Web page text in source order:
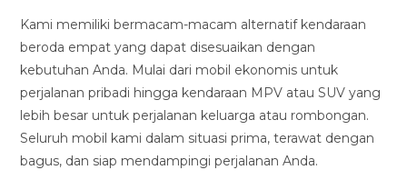
Kami memiliki bermacam-macam alternatif kendaraan
beroda empat yang dapat disesuaikan dengan
kebutuhan Anda. Mulai dari mobil ekonomis untuk
perjalanan pribadi hingga kendaraan MPV atau SUV yang
lebih besar untuk perjalanan keluarga atau rombongan.
Seluruh mobil kami dalam situasi prima, terawat dengan
bagus, dan siap mendampingi perjalanan Anda.